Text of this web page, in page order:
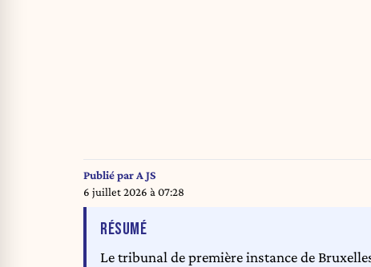
Publié par A JS
6 juillet 2026 à 07:28
RÉSUMÉDE L'ARTICLE
Le tribunal de première instance de